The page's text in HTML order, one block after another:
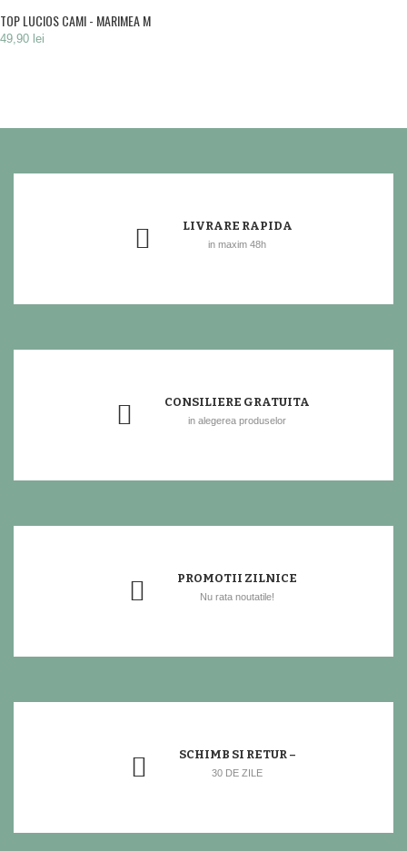
TOP LUCIOS CAMI - MARIMEA M
49,90 lei
LIVRARE RAPIDA
in maxim 48h
CONSILIERE GRATUITA
in alegerea produselor
PROMOTII ZILNICE
Nu rata noutatile!
SCHIMB SI RETUR –
30 DE ZILE